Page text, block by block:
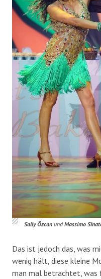
Sally ÖzcanundMassimo
Das ist jedoch das, was
wenig hält, diese kleine
man mal betrachtet, was